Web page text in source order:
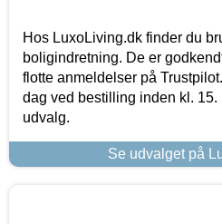
Hos LuxoLiving.dk finder du
boligindretning. De er
flotte anmeldelser på
dag ved bestilling inden kl. 15.
udvalg.
Se udvalget på